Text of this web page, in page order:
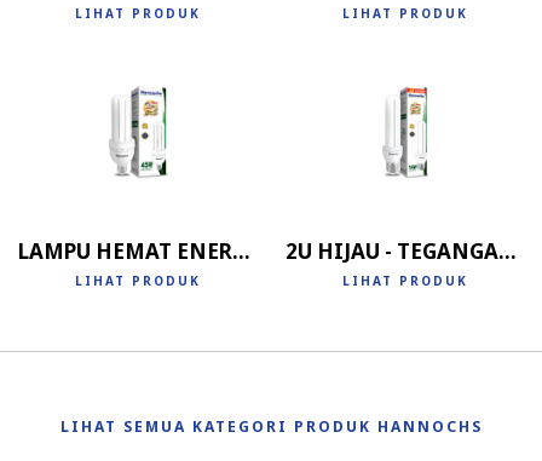
LIHAT PRODUK LIHAT PRODUK
LAMPU HEMAT ENERGI 4U
LIHAT PRODUK
2U HIJAU - TEGANGAN RENDAH
LIHAT PRODUK
LIHAT SEMUA KATEGORI PRODUK HANNOCHS